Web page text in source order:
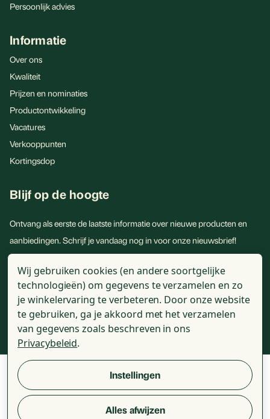
Persoonlijk advies
Informatie
Over ons
Kwaliteit
Prijzen en nominaties
Productontwikkeling
Vacatures
Verkooppunten
Kortingsdop
Blijf op de hoogte
Ontvang als eerste de laatste informatie over nieuwe producten en
aanbiedingen. Schrijf je vandaag nog in voor onze nieuwsbrief!
E-
mailadres
© 2026 - Golden Naturals - Alle genoemde prijzen zijn incl. BTW
Review voorwaardenAlgemene voorwaarden
Wij gebruiken cookies (en andere soortgelijke
technologieën) om gegevens te verzamelen en zo
je winkelervaring te verbeteren. Door onze website
te gebruiken, ga je akkoord met het verzamelen
van gegevens zoals beschreven in ons
Privacybeleid.
Instellingen
Alles afwijzen